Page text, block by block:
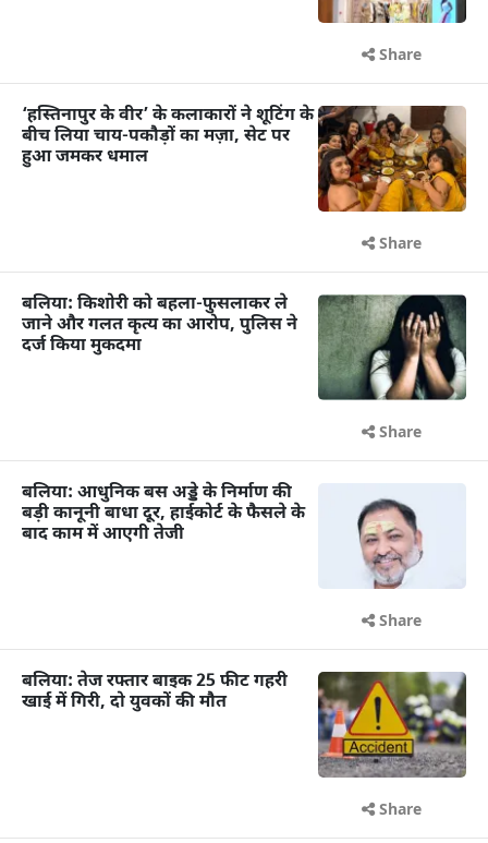
Share
‘हस्तिनापुर के वीर’ के कलाकारों ने शूटिंग के
बीच लिया चाय-पकौड़ों का मज़ा, सेट पर
हुआ जमकर धमाल
Share
बलिया: किशोरी को बहला-फुसलाकर ले
जाने और गलत कृत्य का आरोप, पुलिस ने
दर्ज किया मुकदमा
Share
बलिया: आधुनिक बस अड्डे के निर्माण की
बड़ी कानूनी बाधा दूर, हाईकोर्ट के फैसले के
बाद काम में आएगी तेजी
Share
बलिया: तेज रफ्तार बाइक 25 फीट गहरी
खाई में गिरी, दो युवकों की मौत
Share